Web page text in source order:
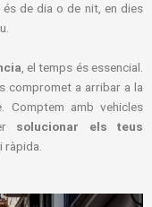
de dia o de nit, en dies
, el temps és essencial.
compromet a arribar a la
Comptem amb vehicles
solucionar els teus
ràpida.